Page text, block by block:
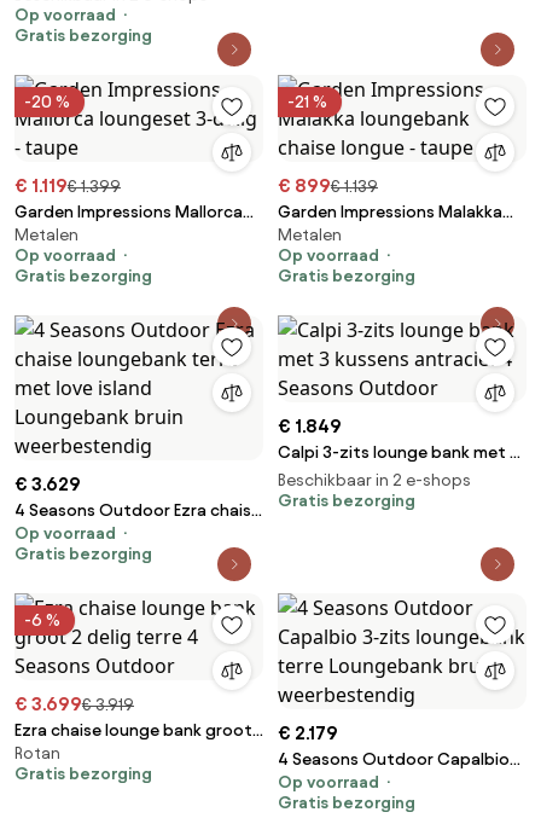
LoungebankTuinbank antraciet
weerbestendig
Op voorraad
Gratis bezorging
-20 %
€ 1.119€ 1.399
Garden Impressions Mallorca
loungeset 3-delig - taupe
Metalen
Op voorraad
Gratis bezorging
-21 %
€ 899€ 1.139
Garden Impressions Malakka
loungebank chaise longue -
taupe
Metalen
Op voorraad
Gratis bezorging
€ 3.629
4 Seasons Outdoor Ezra chaise
loungebank terre met love
island Loungebank bruin
Op voorraad
Gratis bezorging
€ 1.849
Calpi 3-zits lounge bank met 3
kussens antraciet 4 Seasons
Outdoor
Beschikbaar in 2 e-shops
Gratis bezorging
-6 %
€ 3.699€ 3.919
Ezra chaise lounge bank groot
2 delig terre 4 Seasons
Outdoor
Rotan
Gratis bezorging
€ 2.179
4 Seasons Outdoor Capalbio
3-zits loungebank terre
Loungebank bruin
Op voorraad
Gratis bezorging